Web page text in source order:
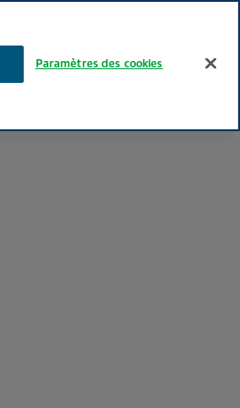
Paramètres des cookies